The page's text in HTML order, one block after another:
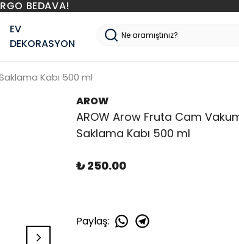
BEDAVA!
EV
DEKORASYON
Kabı 500 ml
AROW
AROW Arow Fruta Cam
Saklama Kabı 500 ml
₺ 250.00
Paylaş: